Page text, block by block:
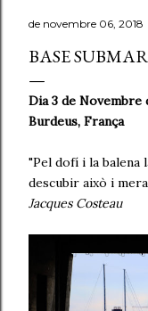
de novembre 06, 2018
BASE
Dia 3 de Novembre
Burdeus, França
"Pel dofí i la balena
descubir això i
Jacques Costeau